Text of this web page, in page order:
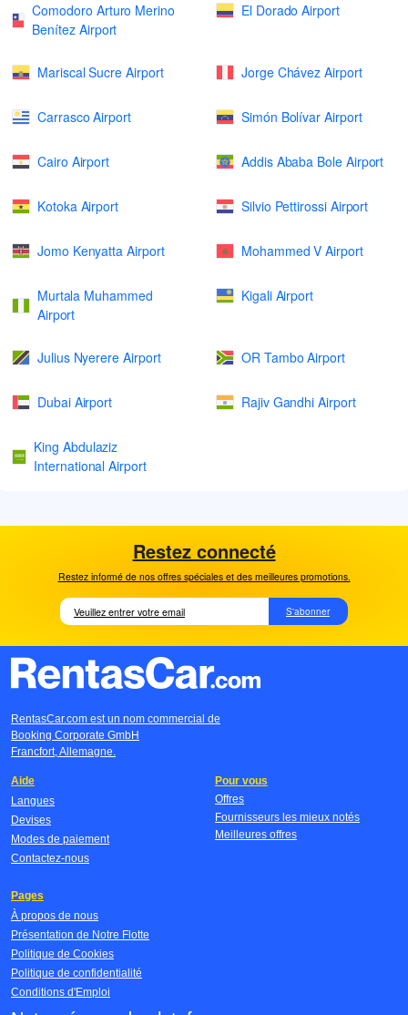
Comodoro Arturo Merino
Benítez Airport
El Dorado Airport
Mariscal Sucre Airport Jorge Chávez Airport
Carrasco Airport Simón Bolívar Airport
Cairo Airport Addis Ababa Bole Airport
Kotoka Airport Silvio Pettirossi Airport
Jomo Kenyatta Airport Mohammed V Airport
Murtala Muhammed
Airport
Kigali Airport
Julius Nyerere Airport OR Tambo Airport
Dubai Airport Rajiv Gandhi Airport
King Abdulaziz
International Airport
Restez connecté
Restez informé de nos offres spéciales et des meilleures promotions.
S'abonner
RentasCar.com est un nom commercial de
Booking Corporate GmbH
Francfort, Allemagne.
Aide
Langues
Devises
Modes de paiement
Contactez-nous
Pour vous
Offres
Fournisseurs les mieux notés
Meilleures offres
Pages
À propos de nous
Présentation de Notre Flotte
Politique de Cookies
Politique de confidentialité
Conditions d'Emploi